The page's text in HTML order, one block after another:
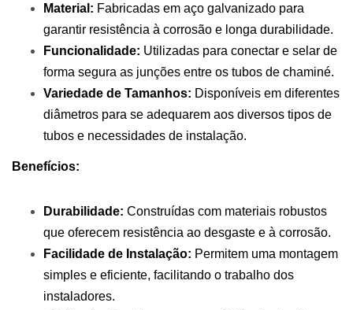
Material: Fabricadas em aço galvanizado para
garantir resistência à corrosão e longa durabilidade.
Funcionalidade: Utilizadas para conectar e selar de
forma segura as junções entre os tubos de chaminé.
Variedade de Tamanhos: Disponíveis em diferentes
diâmetros para se adequarem aos diversos tipos de
tubos e necessidades de instalação.
Benefícios:
Durabilidade: Construídas com materiais robustos
que oferecem resistência ao desgaste e à corrosão.
Facilidade de Instalação: Permitem uma montagem
simples e eficiente, facilitando o trabalho dos
instaladores.